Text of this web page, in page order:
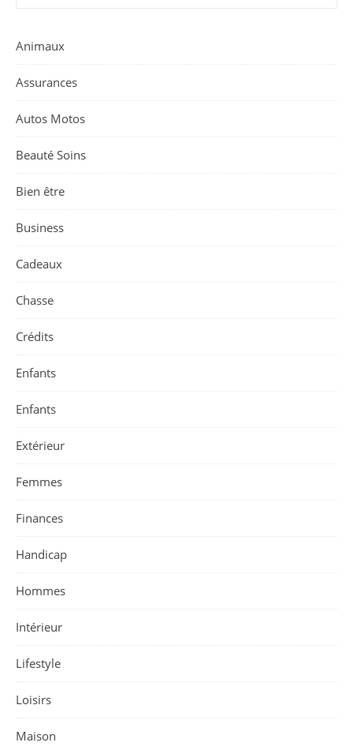
Animaux
Assurances
Autos Motos
Beauté Soins
Bien être
Business
Cadeaux
Chasse
Crédits
Enfants
Enfants
Extérieur
Femmes
Finances
Handicap
Hommes
Intérieur
Lifestyle
Loisirs
Maison